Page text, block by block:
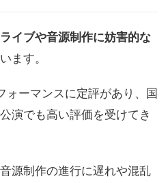
ライブや音源制作に妨害的な
ます。
ーマンスに定評があり、国
演でも高い評価を受けてき
源制作の進行に遅れや混乱